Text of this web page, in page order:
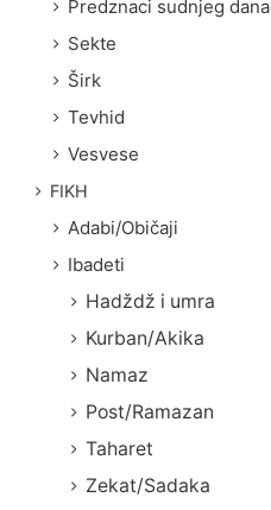
Predznaci sudnjeg dana
Sekte
Širk
Tevhid
Vesvese
FIKH
Adabi/Običaji
Ibadeti
Hadždž i umra
Kurban/Akika
Namaz
Post/Ramazan
Taharet
Zekat/Sadaka